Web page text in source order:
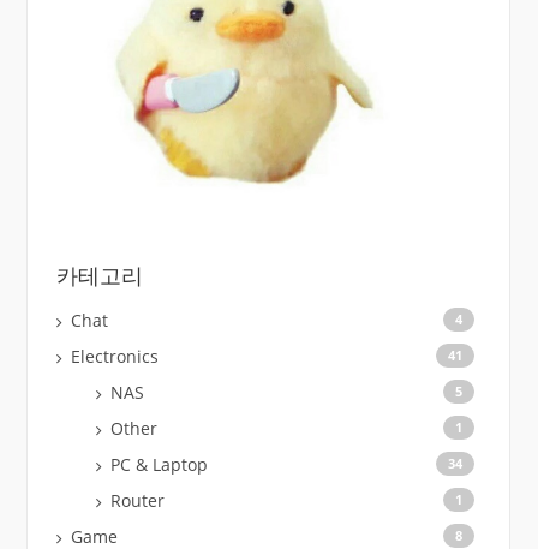
카테고리
Chat 4
Electronics 41
NAS 5
Other 1
PC & Laptop 34
Router 1
Game 8